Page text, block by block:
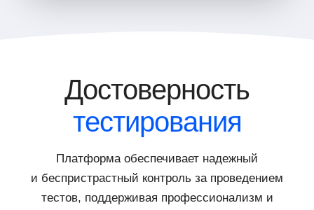
Достоверность
тестирования
Платформа обеспечивает надежный
и беспристрастный контроль за проведением
тестов, поддерживая профессионализм и